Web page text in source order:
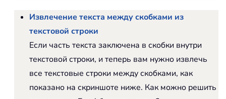
Извлечение текста между скобками из
текстовой строки
Если часть текста заключена в скобки внутри
текстовой строки, и теперь вам нужно извлечь
все текстовые строки между скобками, как
показано на скриншоте ниже. Как можно решить